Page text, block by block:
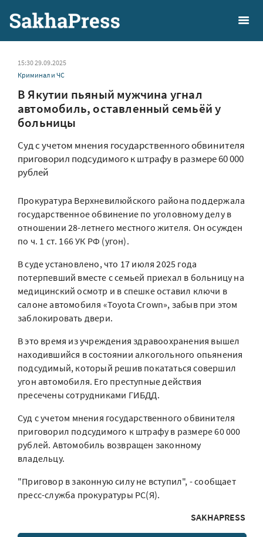
15:30 29.09.2025
Криминал и ЧС
В Якутии пьяный мужчина угнал
автомобиль, оставленный семьёй у
больницы
Суд с учетом мнения государственного обвинителя
приговорил подсудимого к штрафу в размере 60 000
рублей
Прокуратура Верхневилюйского района поддержала
государственное обвинение по уголовному делу в
отношении 28-летнего местного жителя. Он осужден
по ч. 1 ст. 166 УК РФ (угон).
В суде установлено, что 17 июля 2025 года
потерпевший вместе с семьей приехал в больницу на
медицинский осмотр и в спешке оставил ключи в
салоне автомобиля «Toyota Crown», забыв при этом
заблокировать двери.
В это время из учреждения здравоохранения вышел
находившийся в состоянии алкогольного опьянения
подсудимый, который решив покататься совершил
угон автомобиля. Его преступные действия
пресечены сотрудниками ГИБДД.
Суд с учетом мнения государственного обвинителя
приговорил подсудимого к штрафу в размере 60 000
рублей. Автомобиль возвращен законному
владельцу.
"Приговор в законную силу не вступил", - сообщает
пресс-служба прокуратуры РС(Я).
SAKHAPRESS